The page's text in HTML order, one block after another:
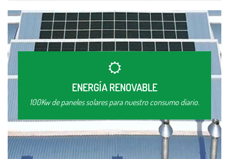
ENERGÍA RENOVABLE
100Kw de paneles solares para nuestro consumo diario.